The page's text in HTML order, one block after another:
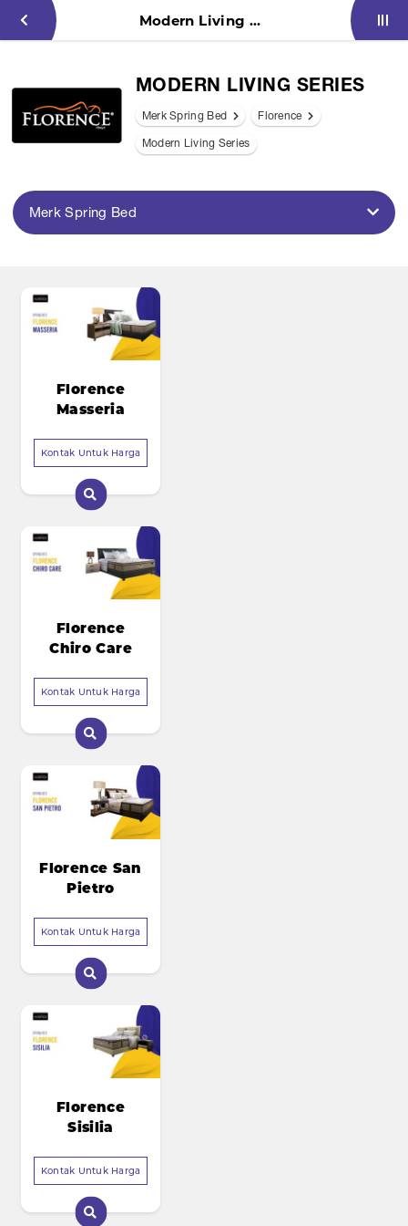
Modern Living Series
MODERN LIVING SERIES
Merk Spring Bed Florence
Modern Living Series
Merk Spring Bed
Florence
Masseria
Kontak Untuk Harga
Florence
Chiro Care
Kontak Untuk Harga
Florence San
Pietro
Kontak Untuk Harga
Florence
Sisilia
Kontak Untuk Harga